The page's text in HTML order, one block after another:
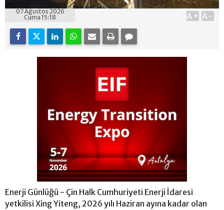
07 Ağustos 2026
Cuma 15:18
A+ A-
Enerji Günlüğü - Çin Halk Cumhuriyeti Enerji İdaresi
yetkilisi Xing Yiteng, 2026 yılı Haziran ayına kadar olan